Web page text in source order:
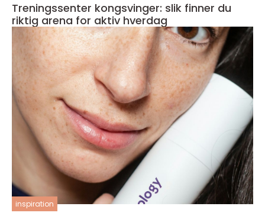
Treningssenter kongsvinger: slik finner du
riktig arena for aktiv hverdag
inspiration